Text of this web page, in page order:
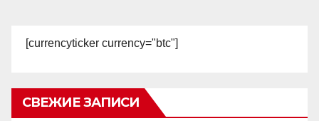
[currencyticker currency="btc"]
СВЕЖИЕ ЗАПИСИ